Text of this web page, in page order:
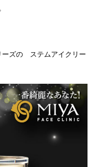
。
ーズの ステムアイクリー